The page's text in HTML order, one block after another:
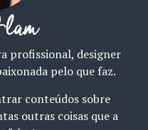
profissional, designer
pelo que faz.
conteúdos sobre
outras coisas que a